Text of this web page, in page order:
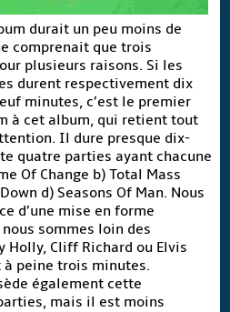
durait un peu moins de
comprenait que trois
plusieurs raisons. Si les
durent respectivement dix
minutes, c’est le premier
à cet album, qui retient tout
Il dure presque dix-
quatre parties ayant chacune
Of Change b) Total Mass
d) Seasons Of Man. Nous
d’une mise en forme
sommes loin des
Holly, Cliff Richard ou Elvis
peine trois minutes.
également cette
mais il est moins